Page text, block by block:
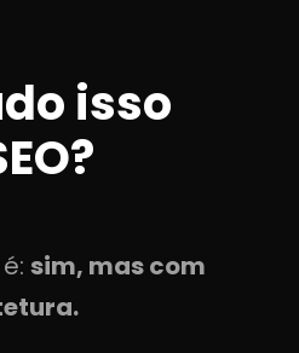
isso
sim, mas com